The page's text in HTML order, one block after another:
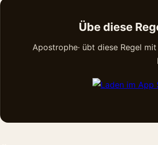
Übe diese
Apostrophe· übt diese Regel